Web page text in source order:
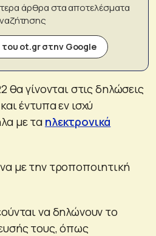
άρθρα στα αποτελέσματα
ot.gr στην Google
θα γίνονται στις δηλώσεις
έντυπα εν ισχύ
με τα ηλεκτρονικά
με την τροποποιητική
να δηλώνουν το
τους, όπως